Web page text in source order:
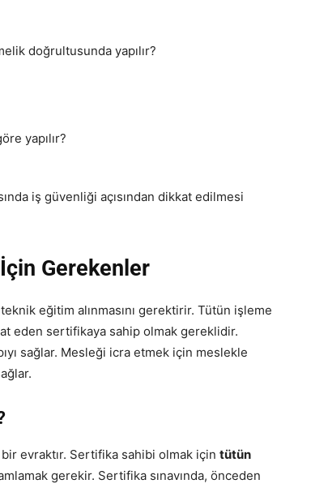
doğrultusunda yapılır?
yapılır?
iş güvenliği açısından dikkat edilmesi
Gerekenler
eğitim alınmasını gerektirir. Tütün işleme
eden sertifikaya sahip olmak gereklidir.
sağlar. Mesleği icra etmek için meslekle
evraktır. Sertifika sahibi olmak için tütün
gerekir. Sertifika sınavında, önceden